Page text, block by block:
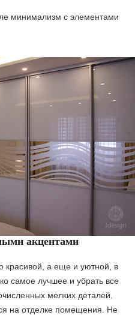
минимализм с элементами
акцентами
красивой, а еще и уютной, в
самое лучшее и убрать все
мелких деталей.
на отделке помещения. Не